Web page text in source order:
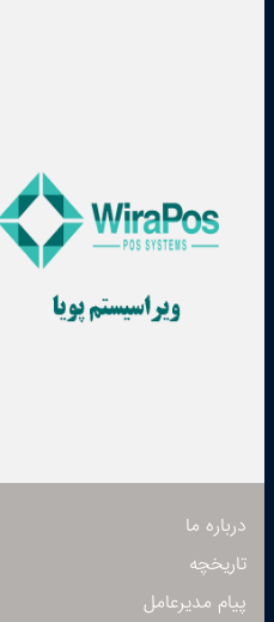
درباره ما
تاریخچه
پیام مدیرعامل